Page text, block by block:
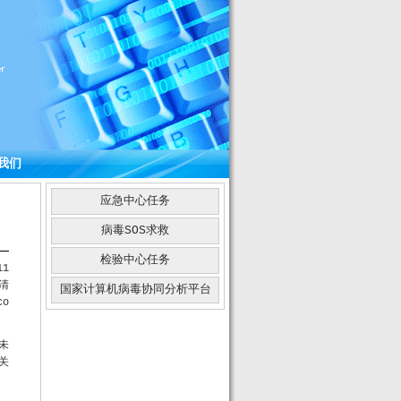
们
应急中心任务
病毒SOS求救
检验中心任务
国家计算机病毒协同分析平台